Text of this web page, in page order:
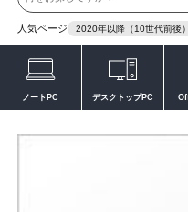
人気ページ 2020年以降（10世代前後）
ノートPC デスクトップPC